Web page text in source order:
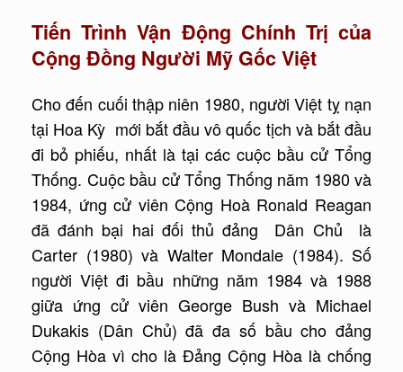
Tiến Trình Vận Động Chính Trị của
Cộng Đồng Người Mỹ Gốc Việt
Cho đến cuối thập niên 1980, người Việt tỵ nạn
tại Hoa Kỳ mới bắt đầu vô quốc tịch và bắt đầu
đi bỏ phiếu, nhất là tại các cuộc bầu cử Tổng
Thống. Cuộc bầu cử Tổng Thống năm 1980 và
1984, ứng cử viên Cộng Hoà Ronald Reagan
đã đánh bại hai đối thủ đảng Dân Chủ là
Carter (1980) và Walter Mondale (1984). Số
người Việt đi bầu những năm 1984 và 1988
giữa ứng cử viên George Bush và Michael
Dukakis (Dân Chủ) đã đa số bầu cho đảng
Cộng Hòa vì cho là Đảng Cộng Hòa là chống